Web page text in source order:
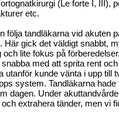
(Le forte I, III),
etc.
följa tandläkarna vid akuten
Här gick det väldigt snabbt,
och lite fokus på
med att sprita rent
utanför kunde vänta i upp till
system. Tandläkarna
dagen. Under
och extrahera tänder, men vi